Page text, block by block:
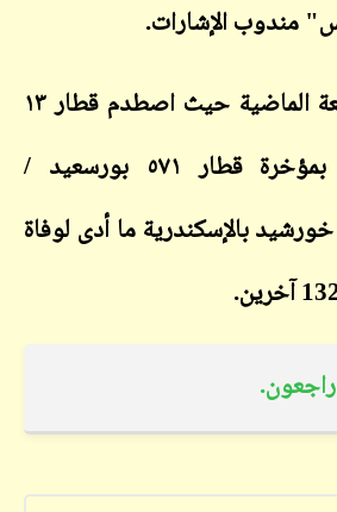
مندوب الإشارات.
ووقع الحادث الجمعة الماضية حيث اصطدم قطار ١٣
إكسبريس القاهرة بمؤخرة قطار ٥٧١ بورسعيد /
بالإسكندرية ما أدى لوفاة
راجعون.